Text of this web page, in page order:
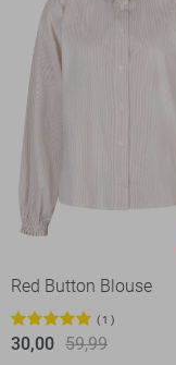
Red Button Blouse
1
30,00 59,99